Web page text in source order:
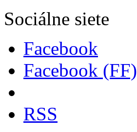
Sociálne siete
Facebook
Facebook (FF)
RSS